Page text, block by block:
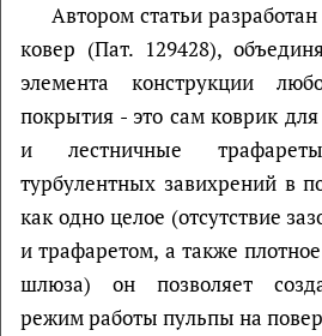
Автором статьи
ковер (Пат. 129428),
элемента конструкции
покрытия - это сам коврик
и лестничные
турбулентных завихрений в
как одно целое (отсутствие
и трафаретом, а также
шлюза) он позволяет
режим работы пульпы на